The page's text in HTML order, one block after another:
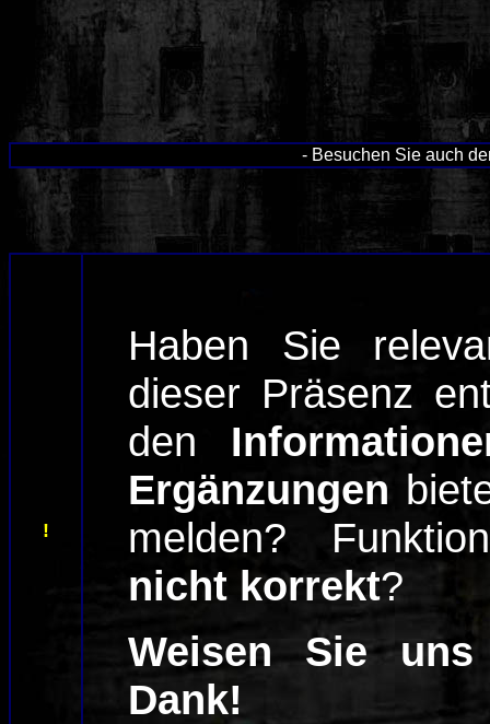
- Besuchen Sie auch
!
Haben Sie
dieser Präsenz
den
Ergänzungen
melden?
nicht korrekt?
Weisen Sie
Dank!